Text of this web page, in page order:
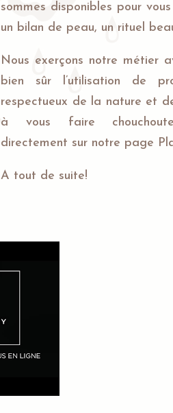
sommes disponibles pour
un bilan de peau, un rituel
Nous exerçons notre métier
bien sûr l’utilisation de
respectueux de la nature et
à vous faire
directement sur notre page
A tout de suite!